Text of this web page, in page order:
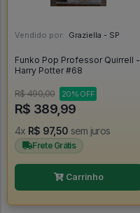
Vendido por: Graziella - SP
Funko Pop Professor Quirrell -
Harry Potter #68
R$ 490,00 20% OFF
R$ 389,99
4x R$ 97,50 sem juros
Frete Grátis
Carrinho